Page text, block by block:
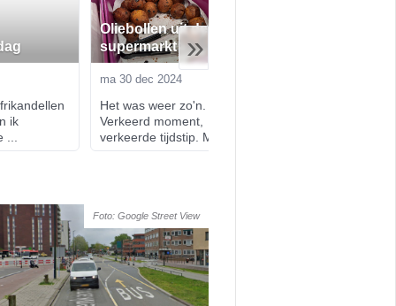
ik
...
Oliebollen uit de
supermarkt
ma 30 dec 2024
Het was weer zo'n. dag.
Verkeerd moment,
verkeerde tijdstip. M...
»
Foto: Google Street View